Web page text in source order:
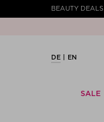
BEAUTY DEALS
DE EN
SALE